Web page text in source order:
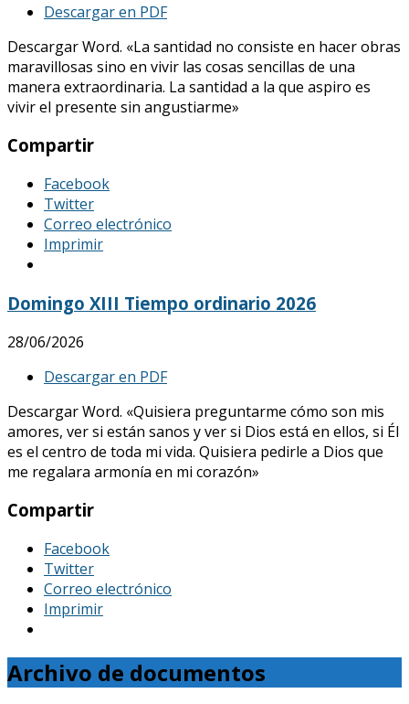
Descargar en PDF
Descargar Word. «La santidad no consiste en hacer obras
maravillosas sino en vivir las cosas sencillas de una
manera extraordinaria. La santidad a la que aspiro es
vivir el presente sin angustiarme»
Compartir
Facebook
Twitter
Correo electrónico
Imprimir
Domingo XIII Tiempo ordinario 2026
28/06/2026
Descargar en PDF
Descargar Word. «Quisiera preguntarme cómo son mis
amores, ver si están sanos y ver si Dios está en ellos, si Él
es el centro de toda mi vida. Quisiera pedirle a Dios que
me regalara armonía en mi corazón»
Compartir
Facebook
Twitter
Correo electrónico
Imprimir
Archivo de documentos